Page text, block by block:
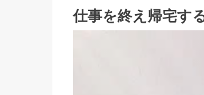
仕事を終え帰宅す